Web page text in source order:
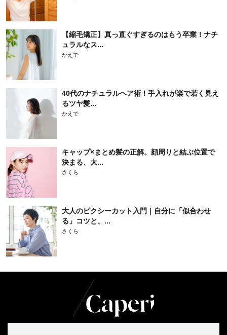
【縮毛矯正】真っ直ぐすぎるのはもう卒業！ナチ
ュラルなス...
かえで
40代のナチュラルヘア術！手入れが楽で若く見え
るツヤ髪...
かえで
キャップ×まとめ髪の正解。顔周りと結ぶ位置で
決まる、大...
さくら
大人のピクシーカット入門｜自分に「似合わせ
る」コツと、...
さくら